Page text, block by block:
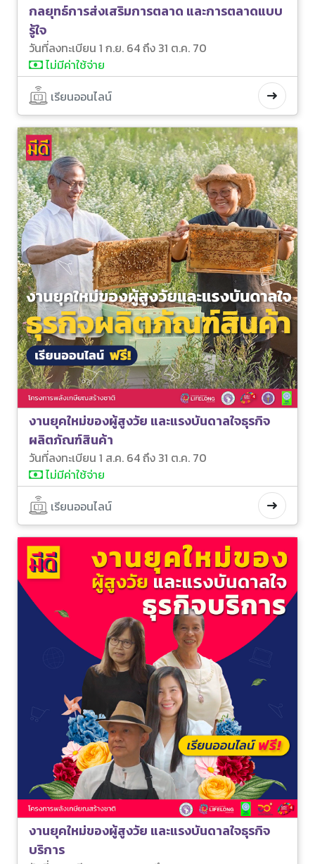
กลยุทธ์การส่งเสริมการตลาด และการตลาดแบบ
รู้ใจ
วันที่ลงทะเบียน 1 ก.ย. 64 ถึง 31 ต.ค. 70
ไม่มีค่าใช้จ่าย
เรียนออนไลน์
งานยุคใหม่ของผู้สูงวัย และแรงบันดาลใจธุรกิจ
ผลิตภัณฑ์สินค้า
วันที่ลงทะเบียน 1 ส.ค. 64 ถึง 31 ต.ค. 70
ไม่มีค่าใช้จ่าย
เรียนออนไลน์
งานยุคใหม่ของผู้สูงวัย และแรงบันดาลใจธุรกิจ
บริการ